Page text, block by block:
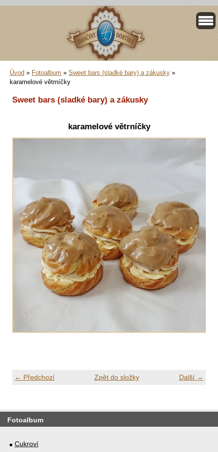
Úvod » Fotoalbum » Sweet bars (sladké bary) a zákusky »
karamelové větrníčky
Sweet bars (sladké bary) a zákusky
karamelové větrníčky
← Předchozí Další →
Zpět do složky
Fotoalbum
Cukroví